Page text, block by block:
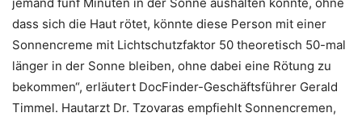
jemand fünf Minuten in der Sonne aushalten könnte, ohne
dass sich die Haut rötet, könnte diese Person mit einer
Sonnencreme mit Lichtschutzfaktor 50 theoretisch 50-mal
länger in der Sonne bleiben, ohne dabei eine Rötung zu
bekommen“, erläutert DocFinder-Geschäftsführer Gerald
Timmel. Hautarzt Dr. Tzovaras empfiehlt Sonnencremen,